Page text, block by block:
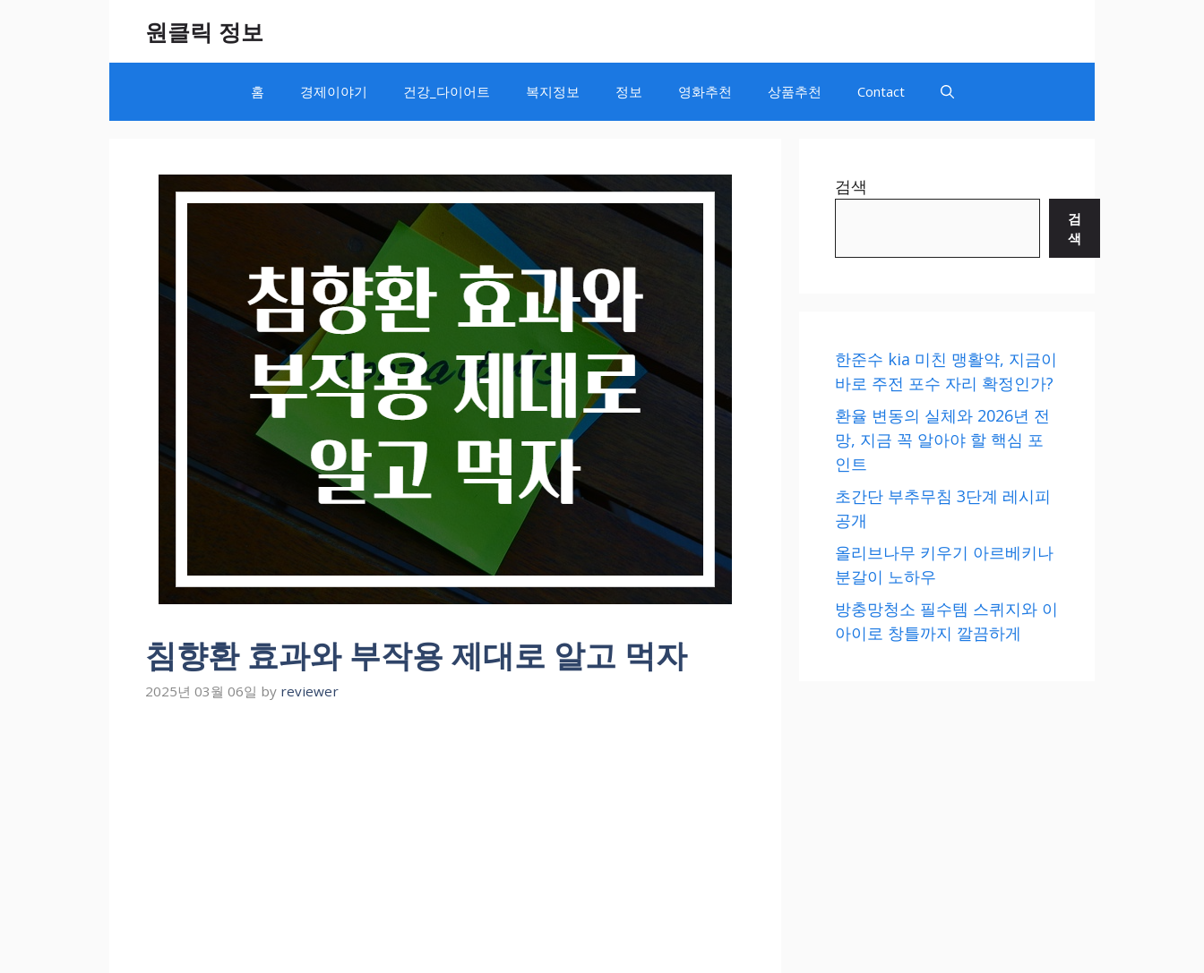
원클릭 정보
홈 경제이야기 건강_다이어트 복지정보 정보 영화추천 상품추천 Contact
침향환 효과와 부작용 제대로 알고 먹자
2025년 03월 06일 by reviewer
검색
검
색
한준수 kia 미친 맹활약, 지금이
바로 주전 포수 자리 확정인가?
환율 변동의 실체와 2026년 전
망, 지금 꼭 알아야 할 핵심 포
인트
초간단 부추무침 3단계 레시피
공개
올리브나무 키우기 아르베키나
분갈이 노하우
방충망청소 필수템 스퀴지와 이
아이로 창틀까지 깔끔하게